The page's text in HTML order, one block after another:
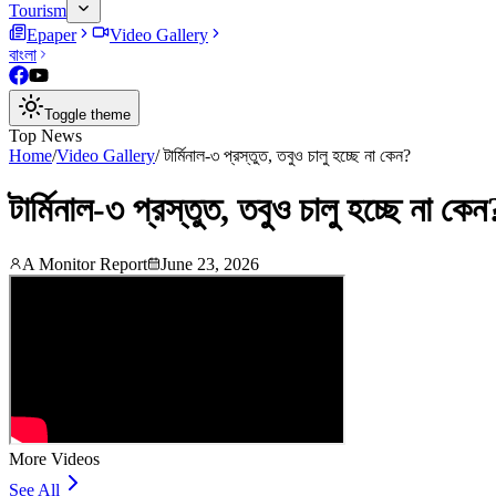
Tourism
Epaper
Video Gallery
বাংলা
Toggle theme
Top News
Home/Video Gallery/টার্মিনাল-৩ প্রস্তুত, তবুও চালু হচ্ছে না কেন?
টার্মিনাল-৩ প্রস্তুত, তবুও চালু হচ্ছে না
A Monitor Report June 23, 2026
More Videos
See All